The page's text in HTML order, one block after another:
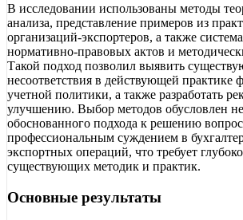
В исследовании использованы методы
анализа, представление примеров из
организаций-экспортеров, а также
нормативно-правовых актов и
Такой подход позволил выявить
несоответствия в действующей практике
учетной политики, а также разработать
улучшению. Выбор методов обусловлен
обоснованного подхода к решению
профессиональным суждением в
экспортных операций, что требует
существующих методик и практик.
Основные результаты